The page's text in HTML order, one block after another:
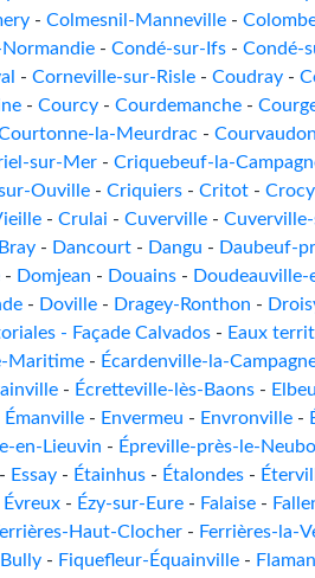
- Colmesnil-Manneville -
- Condé-sur-Ifs - Condé-
- Corneville-sur-Risle - Coudray -
- Courcy - Courdemanche -
la-Meurdrac - Courvaudon
sur-Mer - Criquebeuf-la-
Ouville - Criquiers - Critot - Crocy
- Crulai - Cuverville -
- Dancourt - Dangu - Daubeuf-
- Domjean - Douains - Doudeauville-
- Doville - Dragey-Ronthon -
- Façade Calvados - Eaux
Maritime - Écardenville-la-
- Écretteville-lès-Baons -
Émanville - Envermeu - Envronville -
en-Lieuvin - Épreville-près-le-
- Essay - Étainhus - Étalondes -
Évreux - Ézy-sur-Eure - Falaise -
Haut-Clocher - Ferrières-la-
- Fiquefleur-Équainville -